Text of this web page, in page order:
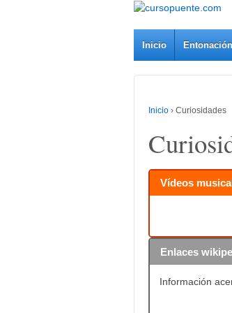
Inicio Entonación
Inicio › Curiosidades
Vídeos
Enlaces
Información